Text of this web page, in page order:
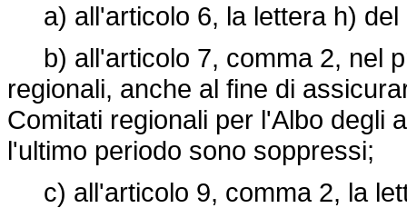
a) all'articolo 6, la lettera h) del
b) all'articolo 7, comma 2, nel
regionali, anche al fine di
Comitati regionali per l'Albo degli
l'ultimo periodo sono soppressi;
c) all'articolo 9, comma 2, la